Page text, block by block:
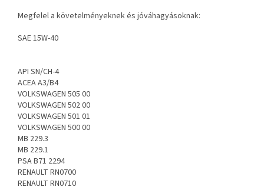
Megfelel a követelményeknek és jóváhagyásoknak:
SAE 15W-40
API SN/CH-4
ACEA A3/B4
VOLKSWAGEN 505 00
VOLKSWAGEN 502 00
VOLKSWAGEN 501 01
VOLKSWAGEN 500 00
MB 229.3
MB 229.1
PSA B71 2294
RENAULT RN0700
RENAULT RN0710